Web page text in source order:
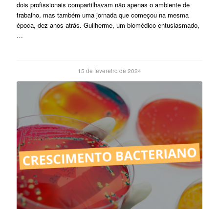
dois profissionais compartilhavam não apenas o ambiente de
trabalho, mas também uma jornada que começou na mesma
época, dez anos atrás. Guilherme, um biomédico entusiasmado,
…
15 de fevereiro de 2024